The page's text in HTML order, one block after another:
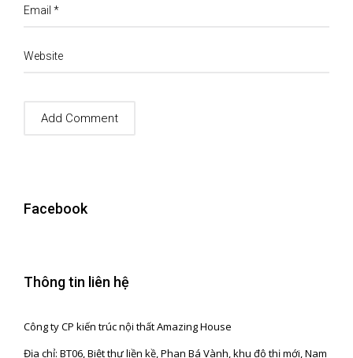
Email *
Website
Facebook
Thông tin liên hệ
Công ty CP kiến trúc nội thất Amazing House
Địa chỉ: BT06, Biệt thự liền kề, Phan Bá Vành, khu đô thị mới, Nam